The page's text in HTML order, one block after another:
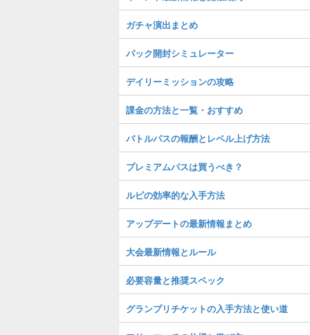
ガチャ演出まとめ
パック開封シミュレーター
デイリーミッションの攻略
課金の方法と一覧・おすすめ
バトルパスの報酬とレベル上げ方法
プレミアムパスは買うべき？
ルピの効率的な入手方法
アップデートの最新情報まとめ
大会最新情報とルール
必要容量と推奨スペック
グランプリチケットの入手方法と使い道